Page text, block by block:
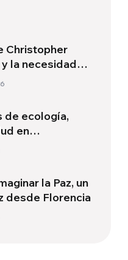
Christopher
la necesidad
de ecología,
en
la Paz, un
desde Florencia